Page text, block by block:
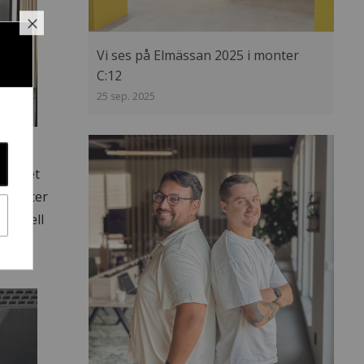
det
efter
Vi ses på Elmässan 2025 i monter
C:12
25 sep. 2025
Stäng